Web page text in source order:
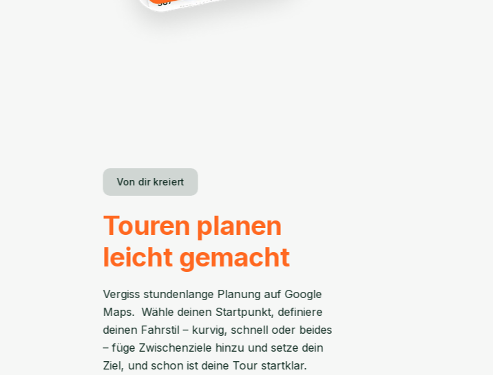
Von dir kreiert
Touren planen
leicht gemacht
Vergiss stundenlange Planung auf Google
Maps. Wähle deinen Startpunkt, definiere
deinen Fahrstil – kurvig, schnell oder beides
– füge Zwischenziele hinzu und setze dein
Ziel, und schon ist deine Tour startklar.